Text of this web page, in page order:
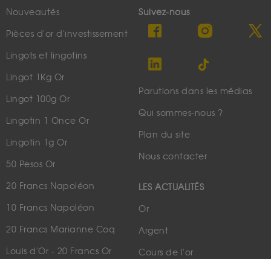
Nouveautés
Pièces d'or d'investissement
Lingots et lingotins
Lingot 1Kg Or
Lingot 100g Or
Lingotin 1 Once Or
Lingotin 1g Or
50 Pesos Or
20 Francs Napoléon
10 Francs Napoléon
20 Francs Marianne Coq
Louis d'Or - 20 Francs Or
Suivez-nous
Parutions dans les médias
Qui sommes-nous ?
Plan du site
Nous contacter
LES ACTUALITÉS
Or
Argent
Cours de l'or